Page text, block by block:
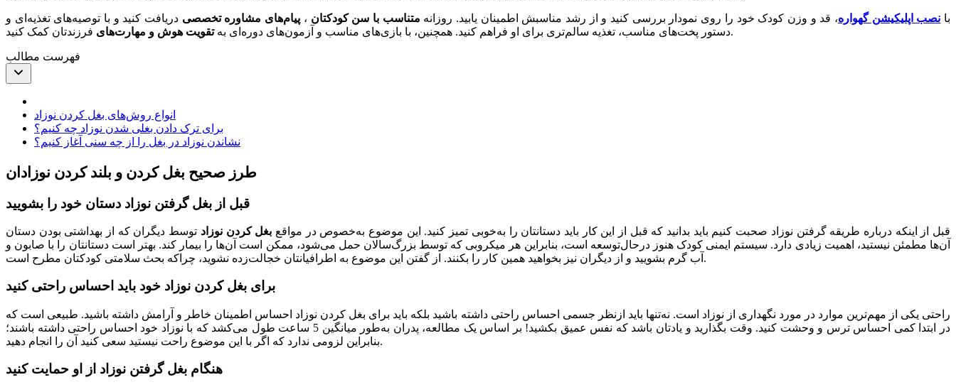
با نصب اپلیکیشن گهواره، قد و وزن کودک خود را روی نمودار بررسی کنید و از رشد مناسبش اطمینان یابید. روزانه متناسب با سن کودکتان ، پیام‌های مشاوره‌ تخصصی دریافت کنید و با توصیه‌های تغذیه‌ای و
دستور پخت‌های مناسب، تغذیه سالم‌تری برای او فراهم کنید. همچنین، با بازی‌های مناسب و آزمون‌های دوره‌ای بهتقویت هوش و مهارت‌های فرزندتان کمک کنید.
فهرست مطالب
انواع روش‌های بغل کردن نوزاد
برای ترک دادن بغلی شدن نوزاد چه کنیم؟
نشاندن نوزاد در بغل را از چه سنی آغاز کنیم؟
طرز صحیح بغل کردن و بلند کردن نوزادان
قبل از بغل گرفتن نوزاد دستان خود را بشویید
قبل از اینکه درباره طریقه گرفتن نوزاد صحبت کنیم باید بدانید که قبل از این کار باید دستانتان را به‌خوبی تمیز کنید. این موضوع به‌خصوص در مواقع بغل كردن نوزاد توسط ديگران که از بهداشتی بودن دستان
آن‌ها مطمئن نیستید، اهمیت زیادی دارد. سیستم ایمنی کودک هنوز درحال‌توسعه است، بنابراین هر میکروبی که توسط بزرگ‌سالان حمل می‌شود، ممکن است آن‌ها را بیمار کند. بهتر است دستانتان را با صابون و
آب گرم بشویید و از دیگران نیز بخواهید همین کار را بکنند. از گفتن این موضوع به اطرافیانتان خجالت‌زده نشوید، چراکه بحث سلامتی کودکتان مطرح است.
برای بغل کردن نوزاد خود باید احساس راحتی کنید
راحتی یکی از مهم‌ترین موارد در مورد نگهداری از نوزاد است. نه‌تنها باید ازنظر جسمی احساس راحتی داشته باشید بلکه باید برای بغل كردن نوزاد احساس اطمینان خاطر و آرامش داشته باشید. طبیعی است که
در ابتدا کمی احساس ترس و وحشت کنید. وقت بگذارید و یادتان باشد که نفس عمیق بکشید! بر اساس یک مطالعه، پدران به‌طور میانگین 5 ساعت طول می‌کشد که با نوزاد خود احساس راحتی داشته باشند؛
بنابراین لزومی ندارد که اگر با این موضوع راحت نیستید سعی کنید آن را انجام دهید.
هنگام بغل گرفتن نوزاد از او حمایت کنید